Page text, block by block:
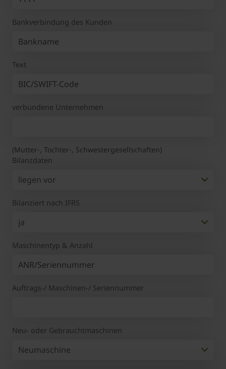
Bankverbindung des Kunden
Text
verbundene Unternehmen
(Mutter-, Tochter-, Schwestergesellschaften)
Bilanzdaten
Bilanziert nach IFRS
Maschinentyp & Anzahl
Auftrags-/ Maschinen-/ Seriennummer
Neu- oder Gebrauchtmaschinen